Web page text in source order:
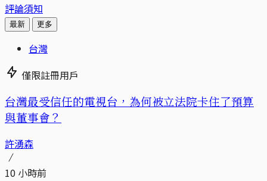
評論須知
最新 更多
台灣
僅限註冊用戶
台灣最受信任的電視台，為何被立法院卡住了預算
與董事會？
許湧森
10 小時前